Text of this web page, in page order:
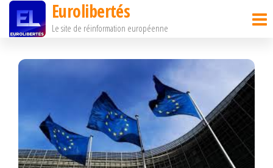
Passer
contenu
Eurolibertés
Le site de réinformation européenne